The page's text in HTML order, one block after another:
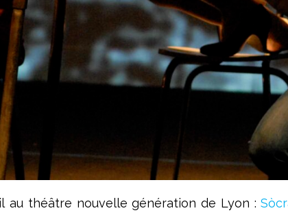
au théâtre nouvelle génération de Lyon :